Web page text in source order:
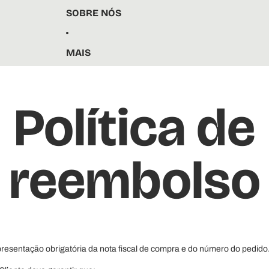
SOBRE NÓS
MAIS
Política de
reembolso
obrigatória da nota fiscal de compra e do número do